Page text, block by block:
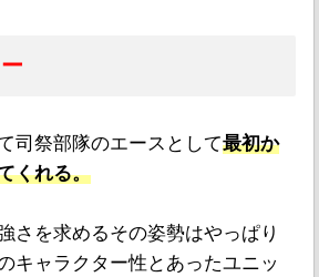
ー
司祭部隊のエースとして最初か
くれる。
さを求めるその姿勢はやっぱり
キャラクター性とあったユニッ